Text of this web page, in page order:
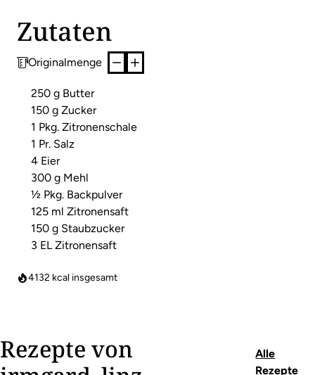
Zutaten
Originalmenge
250 g Butter
150 g Zucker
1 Pkg. Zitronenschale
1 Pr. Salz
4 Eier
300 g Mehl
½ Pkg. Backpulver
125 ml Zitronensaft
150 g Staubzucker
3 EL Zitronensaft
4132 kcal insgesamt
Rezepte von
Alle
Rezepte